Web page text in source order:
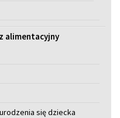
alimentacyjny
się dziecka